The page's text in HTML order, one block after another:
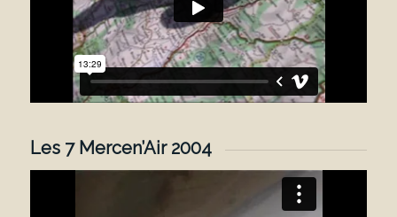
Les 7 Mercen’Air 2004